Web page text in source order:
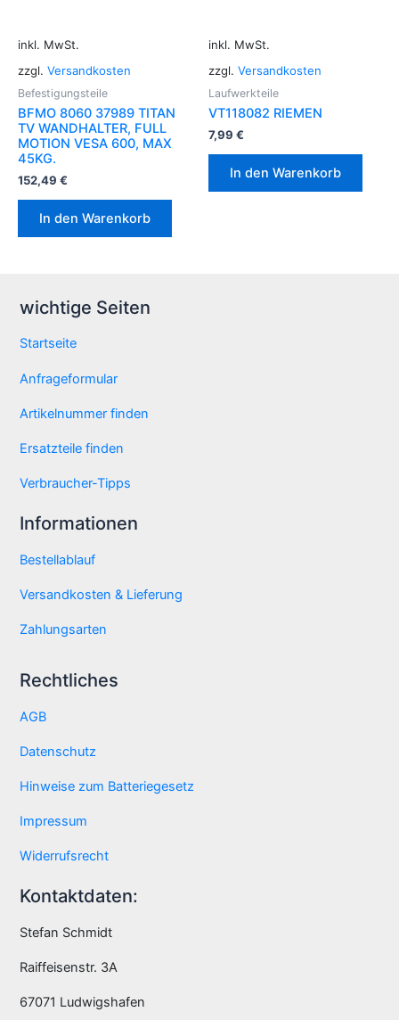
inkl. MwSt.
zzgl. Versandkosten
Befestigungsteile
BFMO 8060 37989 TITAN
TV WANDHALTER, FULL
MOTION VESA 600, MAX
45KG.
152,49 €
In den Warenkorb
inkl. MwSt.
zzgl. Versandkosten
Laufwerkteile
VT118082 RIEMEN
7,99 €
In den Warenkorb
wichtige Seiten
Startseite
Anfrageformular
Artikelnummer finden
Ersatzteile finden
Verbraucher-Tipps
Informationen
Bestellablauf
Versandkosten & Lieferung
Zahlungsarten
Rechtliches
AGB
Datenschutz
Hinweise zum Batteriegesetz
Impressum
Widerrufsrecht
Kontaktdaten:
Stefan Schmidt
Raiffeisenstr. 3A
67071 Ludwigshafen